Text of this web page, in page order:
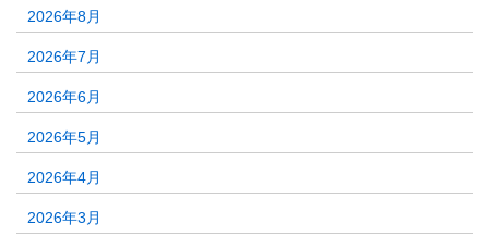
2026年8月
2026年7月
2026年6月
2026年5月
2026年4月
2026年3月